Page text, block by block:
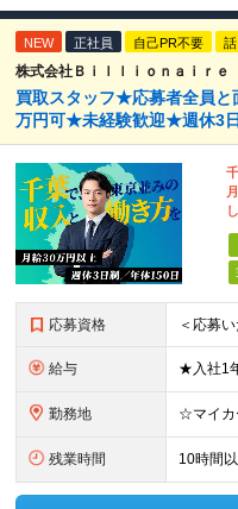
NEW 正社員 自己PR不要
株式会社Ｂｉｌｌｉｏｎａｉｒｅ
買取スタッフ★応募者全員
万円可★未経験歓迎★週休3
応募資格
給与
勤務地
残業時間 10時間